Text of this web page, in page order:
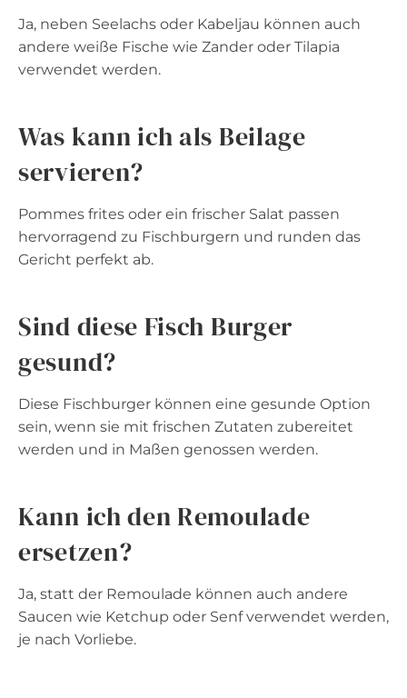
Ja, neben Seelachs oder Kabeljau können auch
andere weiße Fische wie Zander oder Tilapia
verwendet werden.
Was kann ich als Beilage
servieren?
Pommes frites oder ein frischer Salat passen
hervorragend zu Fischburgern und runden das
Gericht perfekt ab.
Sind diese Fisch Burger
gesund?
Diese Fischburger können eine gesunde Option
sein, wenn sie mit frischen Zutaten zubereitet
werden und in Maßen genossen werden.
Kann ich den Remoulade
ersetzen?
Ja, statt der Remoulade können auch andere
Saucen wie Ketchup oder Senf verwendet werden,
je nach Vorliebe.